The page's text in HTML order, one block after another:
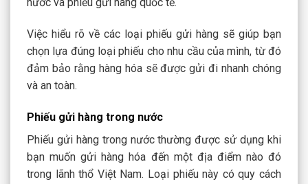
nước và phiếu gửi hàng quốc tế.
Việc hiểu rõ về các loại phiếu gửi hàng sẽ giúp bạn
chọn lựa đúng loại phiếu cho nhu cầu của mình, từ đó
đảm bảo rằng hàng hóa sẽ được gửi đi nhanh chóng
và an toàn.
Phiếu gửi hàng trong nước
Phiếu gửi hàng trong nước thường được sử dụng khi
bạn muốn gửi hàng hóa đến một địa điểm nào đó
trong lãnh thổ Việt Nam. Loại phiếu này có quy cách